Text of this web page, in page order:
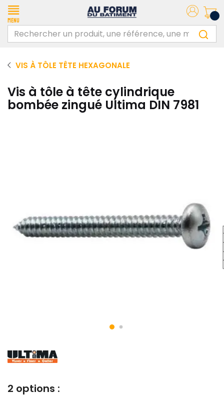
Menu
VIS À TÔLE TÊTE HEXAGONALE
Vis à tôle à tête cylindrique
bombée zingué Ultima DIN 7981
2 options :